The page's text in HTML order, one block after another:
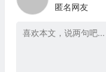
匿名网友